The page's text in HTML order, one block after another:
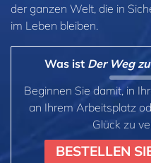
der ganzen Welt, die in
im Leben bleiben.
Was ist Der Weg
Beginnen Sie damit, in
an Ihrem Arbeitsplatz
Glück zu
BESTELLEN